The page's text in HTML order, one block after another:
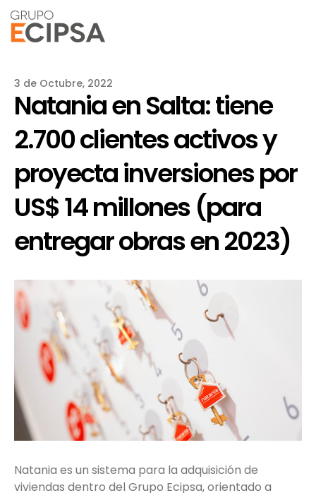
3 de Octubre, 2022
Natania en Salta: tiene
2.700 clientes activos y
proyecta inversiones por
US$ 14 millones (para
entregar obras en 2023)
Natania es un sistema para la adquisición de
viviendas dentro del Grupo Ecipsa, orientado a